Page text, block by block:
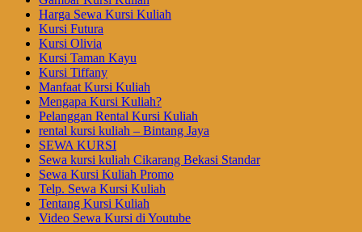
Harga Sewa Kursi Kuliah
Kursi Futura
Kursi Olivia
Kursi Taman Kayu
Kursi Tiffany
Manfaat Kursi Kuliah
Mengapa Kursi Kuliah?
Pelanggan Rental Kursi Kuliah
rental kursi kuliah – Bintang Jaya
SEWA KURSI
Sewa kursi kuliah Cikarang Bekasi Standar
Sewa Kursi Kuliah Promo
Telp. Sewa Kursi Kuliah
Tentang Kursi Kuliah
Video Sewa Kursi di Youtube